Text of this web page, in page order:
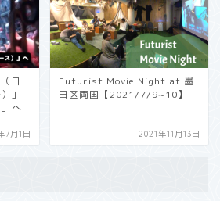
日
」
へ
7月1日
Futurist Movie Night at 墨
田区両国【2021/7/9~10】
2021年11月13日